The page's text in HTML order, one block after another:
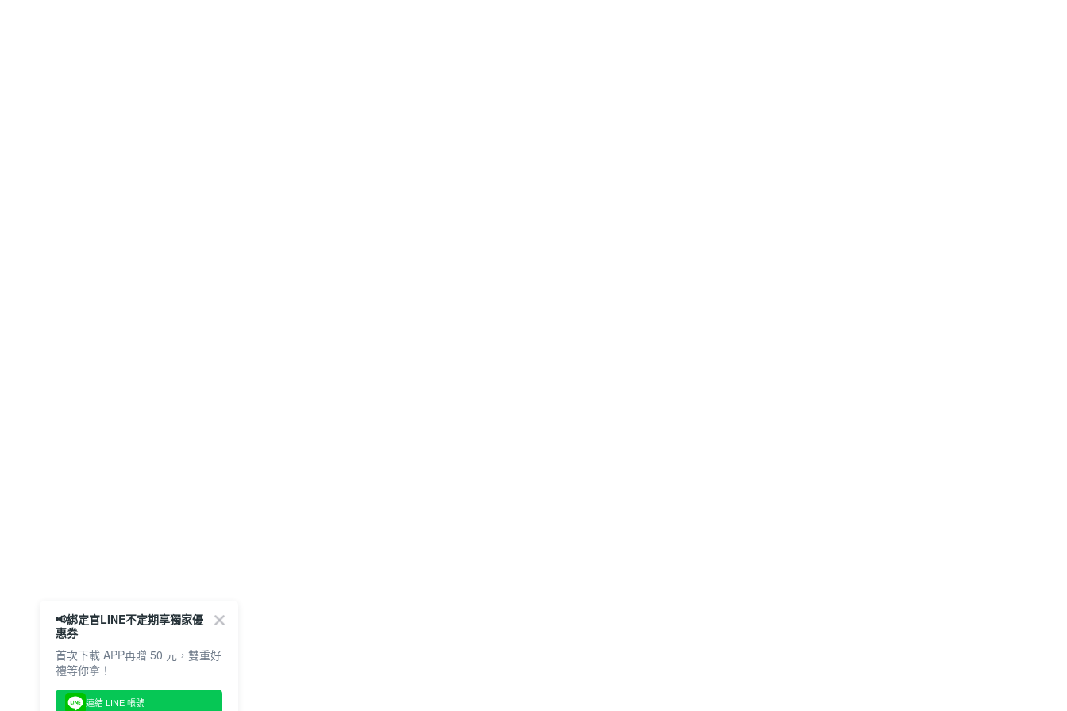
📢綁定官LINE不定期享獨家優
惠券
首次下載 APP再贈 50 元，雙重好
禮等你拿！
連結 LINE 帳號